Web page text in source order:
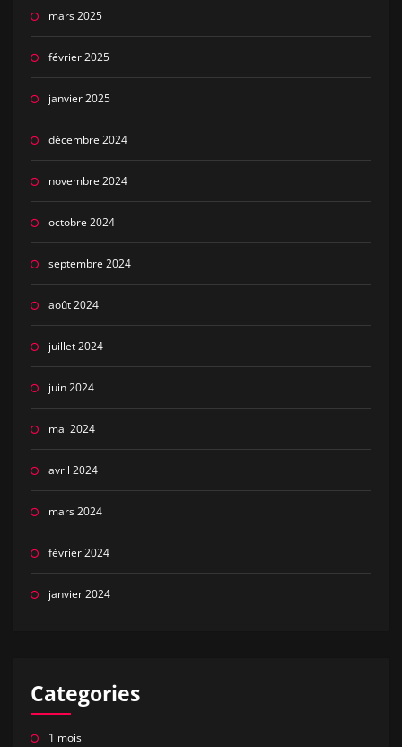
mars 2025
février 2025
janvier 2025
décembre 2024
novembre 2024
octobre 2024
septembre 2024
août 2024
juillet 2024
juin 2024
mai 2024
avril 2024
mars 2024
février 2024
janvier 2024
Categories
1 mois